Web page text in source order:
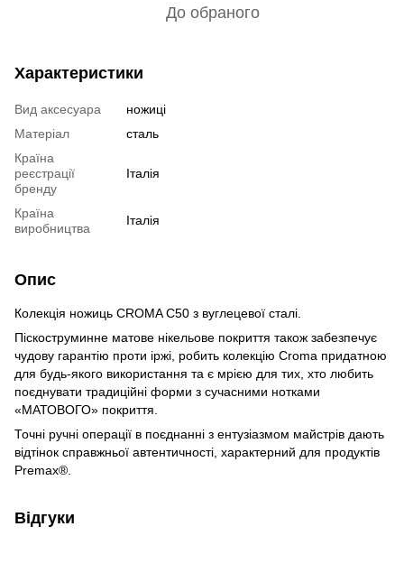
До обраного
Характеристики
Вид аксесуара
ножиці
Матеріал
сталь
Країна
реєстрації
бренду
Італія
Країна
виробництва
Італія
Опис
Колекція ножиць CROMA C50 з вуглецевої сталі.
Піскоструминне матове нікельове покриття також забезпечує
чудову гарантію проти іржі, робить колекцію Croma придатною
для будь-якого використання та є мрією для тих, хто любить
поєднувати традиційні форми з сучасними нотками
«МАТОВОГО» покриття.
Точні ручні операції в поєднанні з ентузіазмом майстрів дають
відтінок справжньої автентичності, характерний для продуктів
Premax®.
Відгуки